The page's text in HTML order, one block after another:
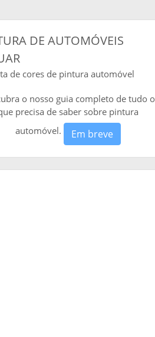
DE AUTOMÓVEIS
o nosso guia completo de tudo o
precisa de saber sobre pintura
automóvel.
Em breve